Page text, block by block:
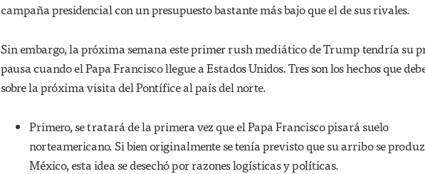
campaña presidencial con un presupuesto bastante más bajo que el de sus rivales.
Sin embargo, la próxima semana este primer rush mediático de Trump tendría su
pausa cuando el Papa Francisco llegue a Estados Unidos. Tres son los hechos que
sobre la próxima visita del Pontífice al país del norte.
Primero, se tratará de la primera vez que el Papa Francisco pisará suelo
norteamericano. Si bien originalmente se tenía previsto que su arribo se
México, esta idea se desechó por razones logísticas y políticas.